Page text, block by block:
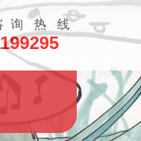
询 热 线